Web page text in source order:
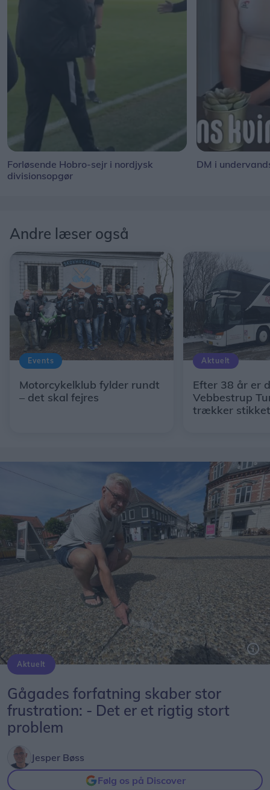
Forløsende Hobro-sejr i nordjysk
divisionsopgør
DM i
Andre læser også
Events
Motorcykelklub fylder rundt
– det skal fejres
Aktuelt
Efter 38 år er
Vebbestrup
trækker stikket
Aktuelt
Gågades forfatning skaber stor
frustration: - Det er et rigtig stort
problem
Jesper Bøss
Følg os på Discover